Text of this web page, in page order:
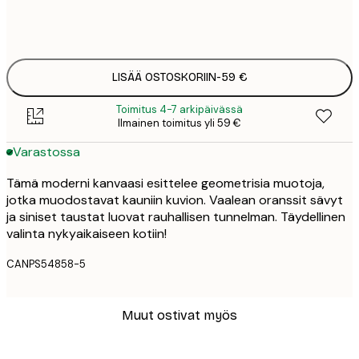
LISÄÄ OSTOSKORIIN-59 €
Toimitus 4-7 arkipäivässä
Ilmainen toimitus yli 59 €
Varastossa
Tämä moderni kanvaasi esittelee geometrisia muotoja,
jotka muodostavat kauniin kuvion. Vaalean oranssit sävyt
ja siniset taustat luovat rauhallisen tunnelman. Täydellinen
valinta nykyaikaiseen kotiin!
CANPS54858-5
Muut ostivat myös